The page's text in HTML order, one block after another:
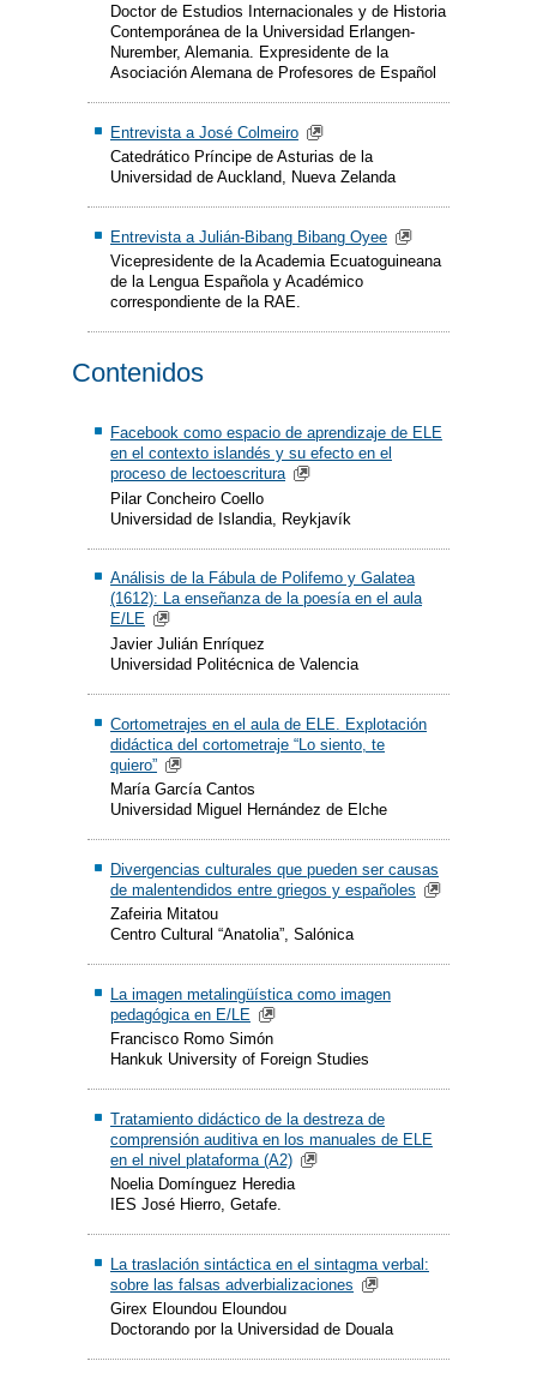
Doctor de Estudios Internacionales y de Historia
Contemporánea de la Universidad Erlangen-
Nurember, Alemania. Expresidente de la
Asociación Alemana de Profesores de Español
Entrevista a José Colmeiro
Catedrático Príncipe de Asturias de la
Universidad de Auckland, Nueva Zelanda
Entrevista a Julián-Bibang Bibang Oyee
Vicepresidente de la Academia Ecuatoguineana
de la Lengua Española y Académico
correspondiente de la RAE.
Contenidos
Facebook como espacio de aprendizaje de ELE
en el contexto islandés y su efecto en el
proceso de lectoescritura
Pilar Concheiro Coello
Universidad de Islandia, Reykjavík
Análisis de la Fábula de Polifemo y Galatea
(1612): La enseñanza de la poesía en el aula
E/LE
Javier Julián Enríquez
Universidad Politécnica de Valencia
Cortometrajes en el aula de ELE. Explotación
didáctica del cortometraje “Lo siento, te
quiero”
María García Cantos
Universidad Miguel Hernández de Elche
Divergencias culturales que pueden ser causas
de malentendidos entre griegos y españoles
Zafeiria Mitatou
Centro Cultural “Anatolia”, Salónica
La imagen metalingüística como imagen
pedagógica en E/LE
Francisco Romo Simón
Hankuk University of Foreign Studies
Tratamiento didáctico de la destreza de
comprensión auditiva en los manuales de ELE
en el nivel plataforma (A2)
Noelia Domínguez Heredia
IES José Hierro, Getafe.
La traslación sintáctica en el sintagma verbal:
sobre las falsas adverbializaciones
Girex Eloundou Eloundou
Doctorando por la Universidad de Douala